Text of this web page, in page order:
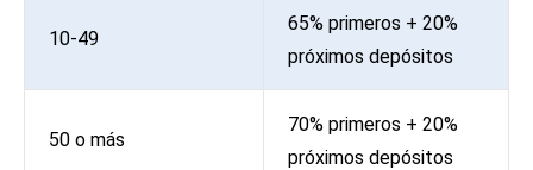
10-49
65% primeros + 20%
próximos depósitos
50 o más
70% primeros + 20%
próximos depósitos